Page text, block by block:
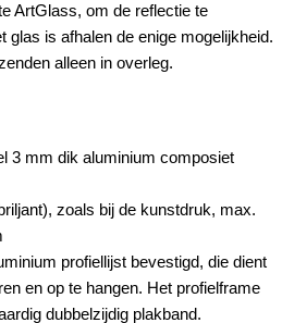
ArtGlass, om de reflectie te
glas is afhalen de enige mogelijkheid.
alleen in overleg.
3 mm dik aluminium composiet
zoals bij de kunstdruk, max.
profiellijst bevestigd, die dient
en op te hangen. Het profielframe
dubbelzijdig plakband.